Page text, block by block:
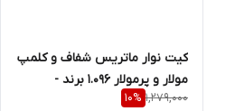
کیت نوار ماتریس شفاف و کلمپ
مولار و پرمولار ۱.۰۹۶ برند -
TorVM
1,279,000
10%